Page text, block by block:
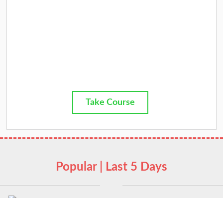
Take Course
Popular | Last 5 Days